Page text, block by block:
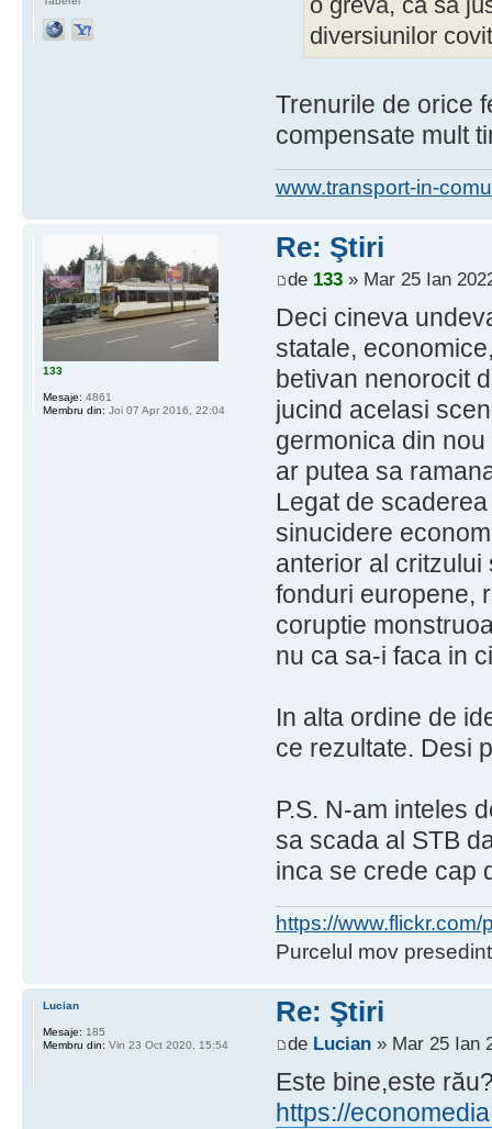
o greva, ca sa
diversiunilor
Trenurile de orice
compensate mult
www.transport-in-
Re: Ştiri
de 133» Mar 25 Ian
Deci cineva
statale,
betivan nenorocit
jucind acelasi
germonica din
ar putea sa
Legat de
sinucidere
anterior al critzului
fonduri europene,
coruptie
nu ca sa-i faca in
In alta ordine de
ce rezultate. Desi
P.S. N-am inteles
sa scada al STB
inca se crede cap
https://
Purcelul mov
133
Mesaje: 4861
Membru din: Joi 07 Apr 2016, 22:04
Re: Ştiri
de Lucian» Mar 25 Ian
Este bine,este
https://
Lucian
Mesaje: 185
Membru din: Vin 23 Oct 2020, 15:54